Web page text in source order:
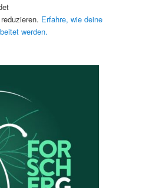
Erfahre, wie deine
werden.